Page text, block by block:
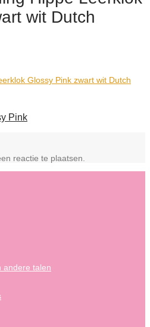
wit Dutch
Pink
reactie te plaatsen.
andere talen